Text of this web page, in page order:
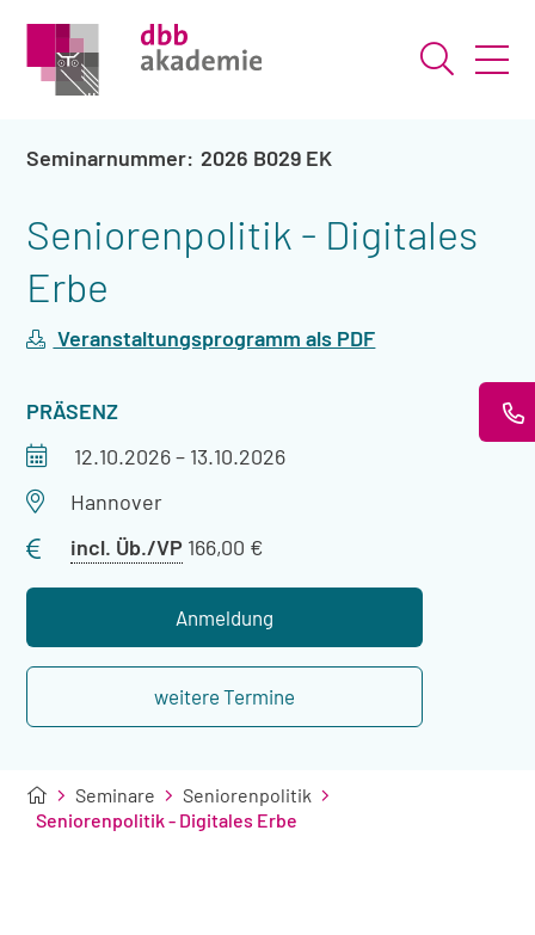
Suche
2026 B029 EK
Seniorenpolitik - Digitales
Erbe
Veranstaltungsprogramm als PDF
VERANSTALTUNGSART
PRÄSENZ
Veranstaltungszeitraum
12.10.2026– 13.10.2026
Veranstaltungsort
Hannover
incl. Üb./VP Preis
Übernachtung
166,00 €
Anmeldung
weitere Termine
Seminare
Seniorenpolitik
Seniorenpolitik - Digitales Erbe